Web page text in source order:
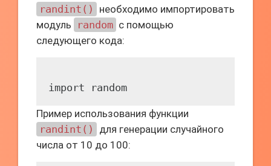
randint()
необходимо импортировать
модуль
random с помощью
следующего кода:
Пример использования функции
randint()
для генерации случайного
числа от 10 до 100: